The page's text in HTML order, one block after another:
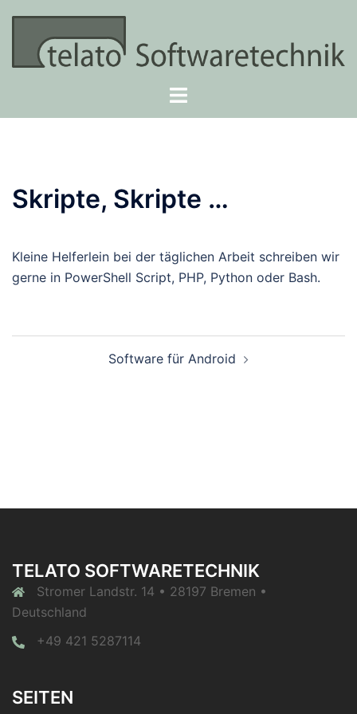
springen
Menü
Skripte, Skripte …
Kleine Helferlein bei der täglichen Arbeit schreiben wir
gerne in PowerShell Script, PHP, Python oder Bash.
Software für Android
TELATO SOFTWARETECHNIK
Stromer Landstr. 14 • 28197 Bremen •
Deutschland
+49 421 5287114
SEITEN